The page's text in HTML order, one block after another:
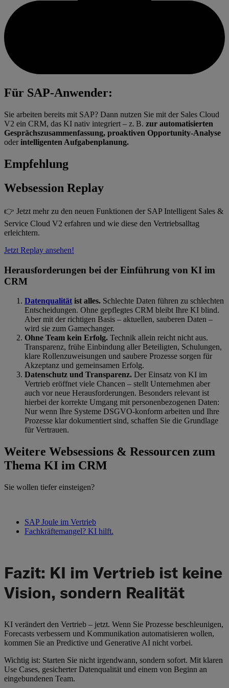
Für SAP-Anwender:
Sie arbeiten bereits mit SAP? Dann nutzen Sie mit der Sales Cloud
V2 ein CRM, das KI nativ integriert – z. B. zur automatisierten
Gesprächszusammenfassung, proaktiven Opportunity-Analyse
oderintelligenten Aufgabenplanung.
Empfehlung
Websession Replay
👉 Jetzt mehr zu den neuen Funktionen der SAP Intelligent Sales &
Service Cloud V2 erfahren und wie diese den Vertriebsalltag
erleichtern.
Jetzt Replay ansehen!
Herausforderungen bei der Einführung von KI im
CRM
Datenqualität ist alles. Schlechte Daten führen zu schlechten
Entscheidungen. Ohne gepflegtes CRM bleibt Ihre KI blind.
Aber mit der richtigen Basis – aktuellen, sauberen Daten –
wird sie zum Gamechanger.
Ohne Team kein Erfolg. Technik allein reicht nicht aus.
Transparenz, frühe Einbindung aller Beteiligten, Schulungen,
klare Rollenzuweisungen und saubere Prozesse sorgen für
Akzeptanz und gemeinsamen Erfolg.
Datenschutz und Transparenz. Der Einsatz von KI im
Vertrieb eröffnet viele Chancen – stellt Unternehmen aber
auch vor neue Herausforderungen. Besonders relevant ist
hierbei der korrekte Umgang mit personenbezogenen Daten:
Nur wenn Ihre Systeme DSGVO-konform arbeiten und Ihre
Prozesse klar dokumentiert sind, schaffen Sie die Grundlage
für Vertrauen.
Weitere Websessions & Ressourcen zum
Thema KI im CRM
Sie wollen tiefer einsteigen?
SAP Joule im Vertrieb
Fachkräftemangel? KI hilft.
Fazit: KI im Vertrieb ist keine
Vision, sondern Realität
KI verändert den Vertrieb – jetzt. Wenn Sie Prozesse beschleunigen,
Forecasts verbessern und Kommunikation automatisieren wollen,
kommen Sie an Predictive und Generative AI nicht vorbei.
Wichtig ist: Starten Sie nicht irgendwann, sondern sofort. Mit klaren
Use Cases, gesicherter Datenqualität und einem von Beginn an
eingebundenen Team.